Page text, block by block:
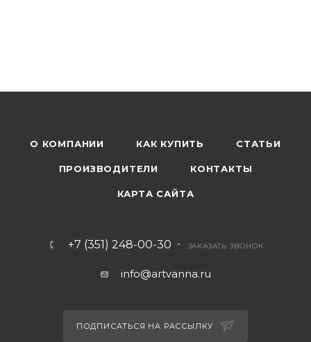
О КОМПАНИИ КАК КУПИТЬ СТАТЬИ
ПРОИЗВОДИТЕЛИ КОНТАКТЫ
КАРТА САЙТА
+7 (351) 248-00-30 ЗАКАЗАТЬ ЗВОНОК
info@artvanna.ru
ПОДПИСАТЬСЯ НА РАССЫЛКУ